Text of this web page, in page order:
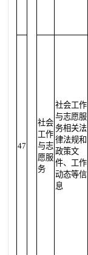
47
社会
工作
与志
愿服
务
社会工作
与志愿服
务相关法
律法规和
政策文
件、工作
动态等信
息